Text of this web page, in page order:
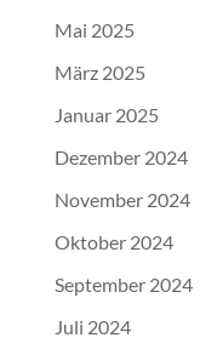
Mai 2025
März 2025
Januar 2025
Dezember 2024
November 2024
Oktober 2024
September 2024
Juli 2024